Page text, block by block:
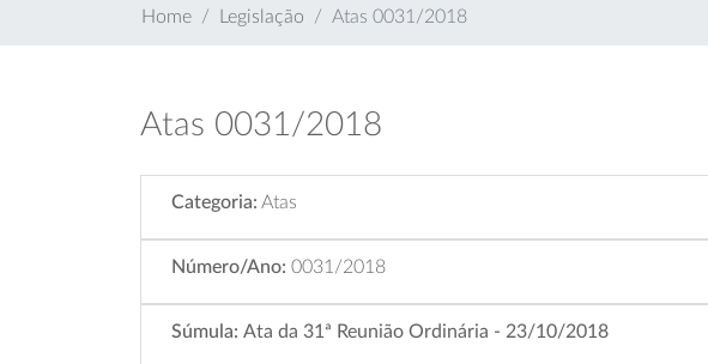
Home Legislação Atas 0031/2018
Atas 0031/2018
Categoria: Atas
Número/Ano: 0031/2018
Súmula: Ata da 31ª Reunião Ordinária - 23/10/2018